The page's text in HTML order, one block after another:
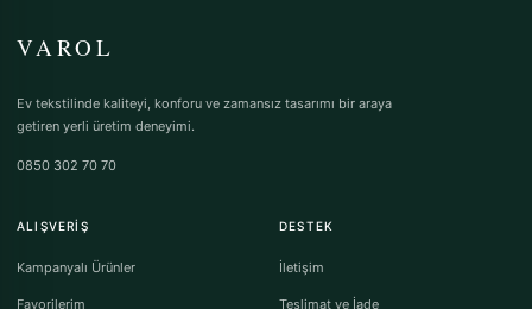
VAROL
Ev tekstilinde kaliteyi, konforu ve zamansız tasarımı bir araya
getiren yerli üretim deneyimi.
0850 302 70 70
ALIŞVERIŞ
Kampanyalı Ürünler
Favorilerim
DESTEK
İletişim
Teslimat ve İade